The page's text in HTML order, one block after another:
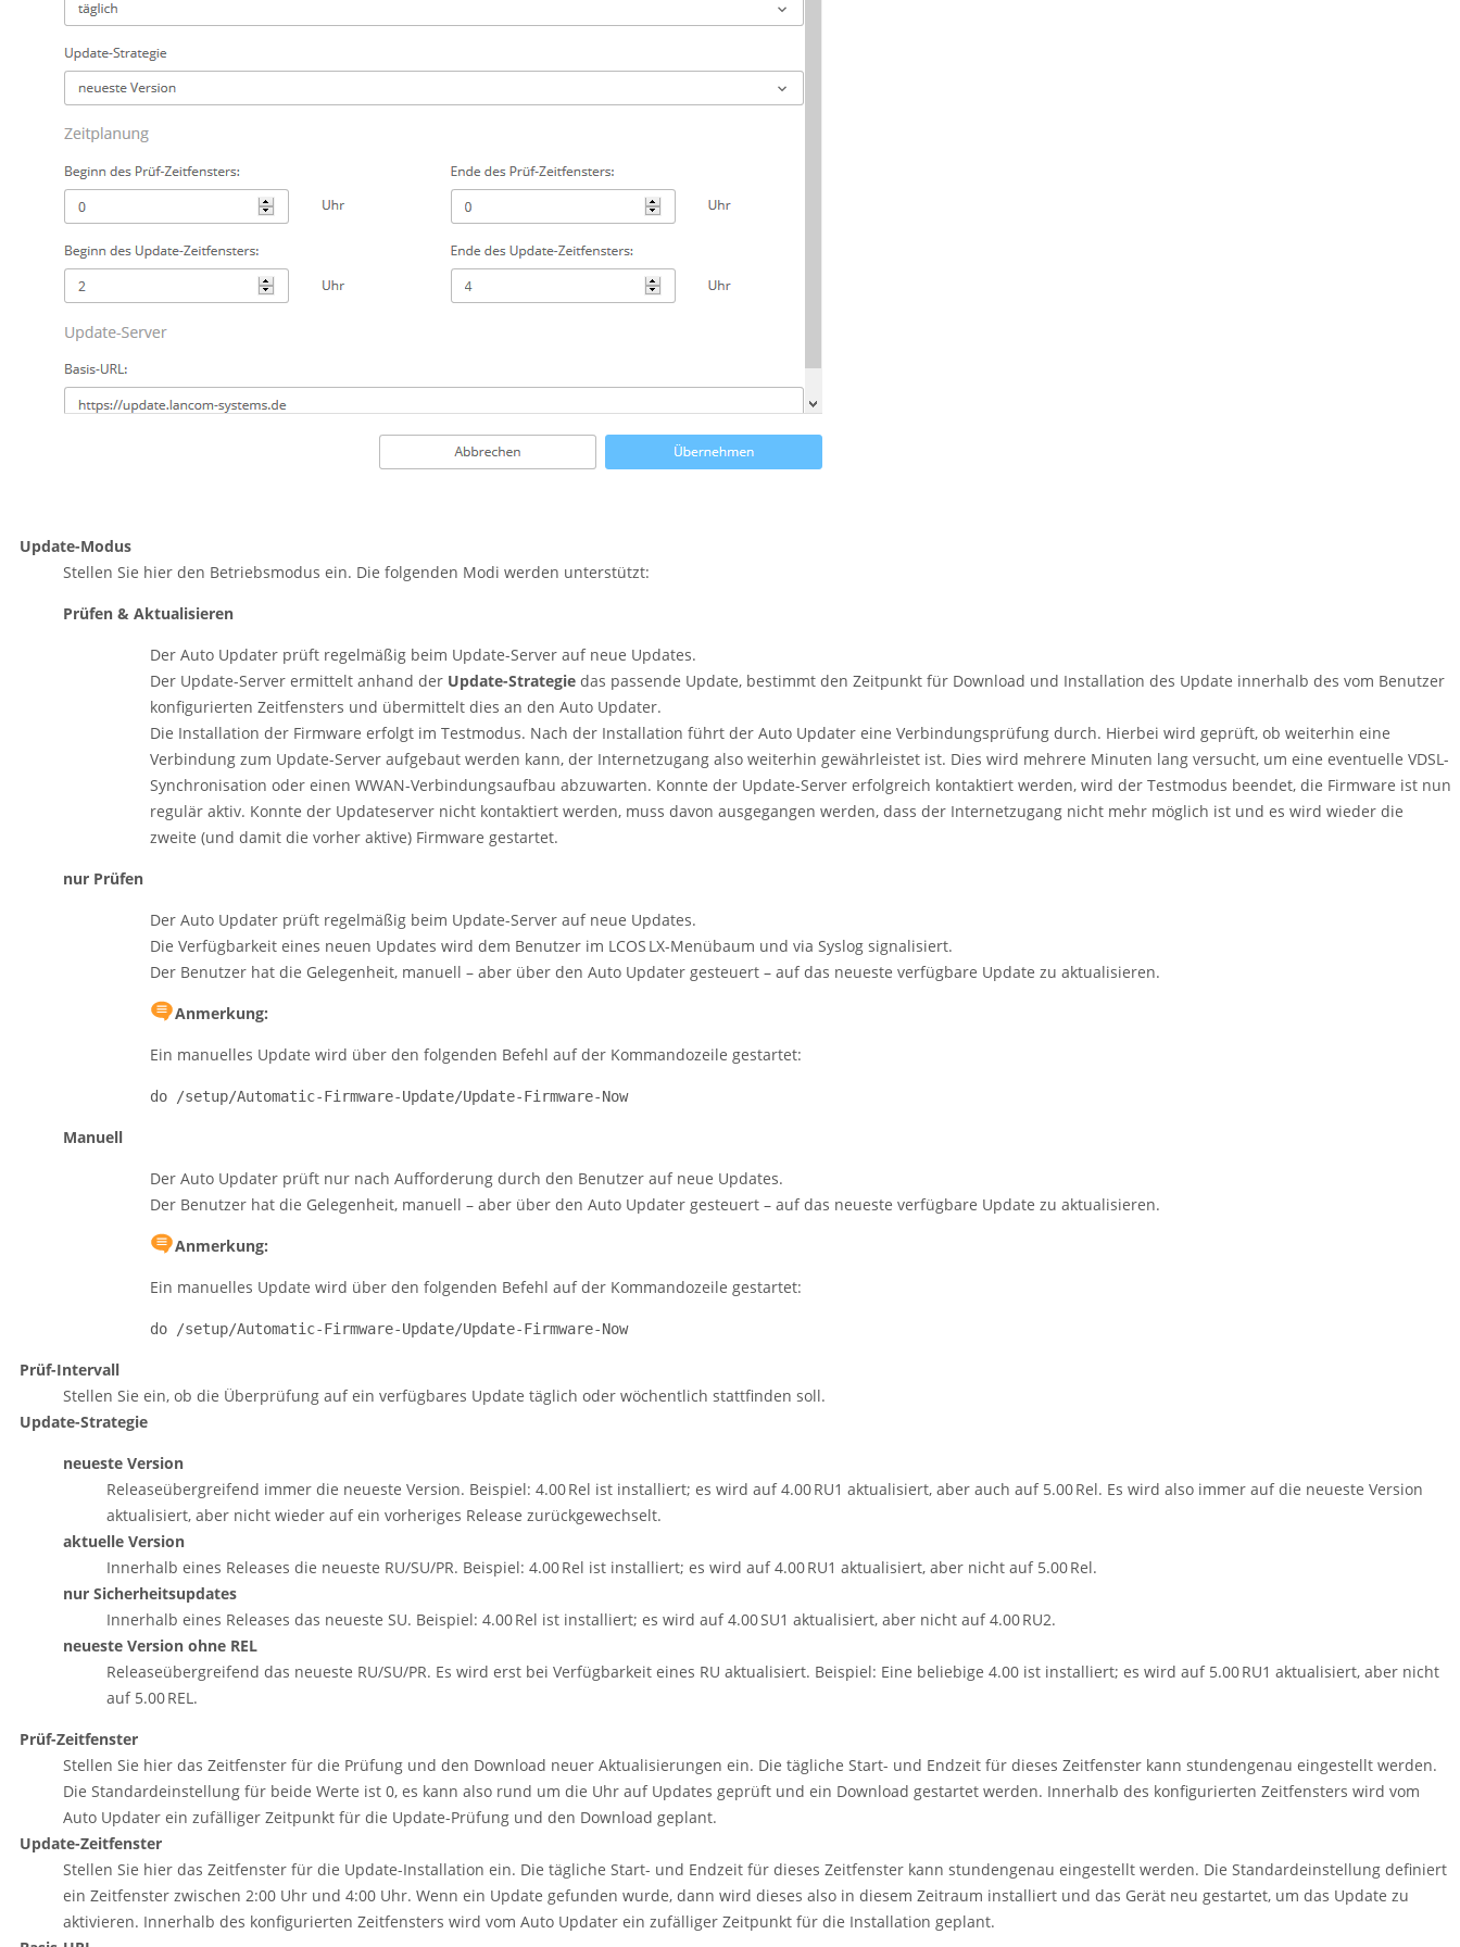
Update-Modus
Stellen Sie hier den Betriebsmodus ein. Die folgenden Modi werden unterstützt:
Prüfen & Aktualisieren
Der Auto Updater prüft regelmäßig beim Update-Server auf neue Updates.
Der Update-Server ermittelt anhand der Update-Strategie das passende Update, bestimmt den Zeitpunkt für Download und Installation des Update innerhalb des vom Benutzer
konfigurierten Zeitfensters und übermittelt dies an den Auto Updater.
Die Installation der Firmware erfolgt im Testmodus. Nach der Installation führt der Auto Updater eine Verbindungsprüfung durch. Hierbei wird geprüft, ob weiterhin eine
Verbindung zum Update-Server aufgebaut werden kann, der Internetzugang also weiterhin gewährleistet ist. Dies wird mehrere Minuten lang versucht, um eine eventuelle VDSL-
Synchronisation oder einen WWAN-Verbindungsaufbau abzuwarten. Konnte der Update-Server erfolgreich kontaktiert werden, wird der Testmodus beendet, die Firmware ist nun
regulär aktiv. Konnte der Updateserver nicht kontaktiert werden, muss davon ausgegangen werden, dass der Internetzugang nicht mehr möglich ist und es wird wieder die
zweite (und damit die vorher aktive) Firmware gestartet.
nur Prüfen
Der Auto Updater prüft regelmäßig beim Update-Server auf neue Updates.
Die Verfügbarkeit eines neuen Updates wird dem Benutzer im LCOS LX-Menübaum und via Syslog signalisiert.
Der Benutzer hat die Gelegenheit, manuell – aber über den Auto Updater gesteuert – auf das neueste verfügbare Update zu aktualisieren.
Anmerkung:
Ein manuelles Update wird über den folgenden Befehl auf der Kommandozeile gestartet:
do /setup/Automatic-Firmware-Update/Update-Firmware-Now
Manuell
Der Auto Updater prüft nur nach Aufforderung durch den Benutzer auf neue Updates.
Der Benutzer hat die Gelegenheit, manuell – aber über den Auto Updater gesteuert – auf das neueste verfügbare Update zu aktualisieren.
Anmerkung:
Ein manuelles Update wird über den folgenden Befehl auf der Kommandozeile gestartet:
do /setup/Automatic-Firmware-Update/Update-Firmware-Now
Prüf-Intervall
Stellen Sie ein, ob die Überprüfung auf ein verfügbares Update täglich oder wöchentlich stattfinden soll.
Update-Strategie
neueste Version
Releaseübergreifend immer die neueste Version. Beispiel: 4.00 Rel ist installiert; es wird auf 4.00 RU1 aktualisiert, aber auch auf 5.00 Rel. Es wird also immer auf die neueste Version
aktualisiert, aber nicht wieder auf ein vorheriges Release zurückgewechselt.
aktuelle Version
Innerhalb eines Releases die neueste RU/SU/PR. Beispiel: 4.00 Rel ist installiert; es wird auf 4.00 RU1 aktualisiert, aber nicht auf 5.00 Rel.
nur Sicherheitsupdates
Innerhalb eines Releases das neueste SU. Beispiel: 4.00 Rel ist installiert; es wird auf 4.00 SU1 aktualisiert, aber nicht auf 4.00 RU2.
neueste Version ohne REL
Releaseübergreifend das neueste RU/SU/PR. Es wird erst bei Verfügbarkeit eines RU aktualisiert. Beispiel: Eine beliebige 4.00 ist installiert; es wird auf 5.00 RU1 aktualisiert, aber nicht
auf 5.00 REL.
Prüf-Zeitfenster
Stellen Sie hier das Zeitfenster für die Prüfung und den Download neuer Aktualisierungen ein. Die tägliche Start- und Endzeit für dieses Zeitfenster kann stundengenau eingestellt werden.
Die Standardeinstellung für beide Werte ist 0, es kann also rund um die Uhr auf Updates geprüft und ein Download gestartet werden. Innerhalb des konfigurierten Zeitfensters wird vom
Auto Updater ein zufälliger Zeitpunkt für die Update-Prüfung und den Download geplant.
Update-Zeitfenster
Stellen Sie hier das Zeitfenster für die Update-Installation ein. Die tägliche Start- und Endzeit für dieses Zeitfenster kann stundengenau eingestellt werden. Die Standardeinstellung definiert
ein Zeitfenster zwischen 2:00 Uhr und 4:00 Uhr. Wenn ein Update gefunden wurde, dann wird dieses also in diesem Zeitraum installiert und das Gerät neu gestartet, um das Update zu
aktivieren. Innerhalb des konfigurierten Zeitfensters wird vom Auto Updater ein zufälliger Zeitpunkt für die Installation geplant.